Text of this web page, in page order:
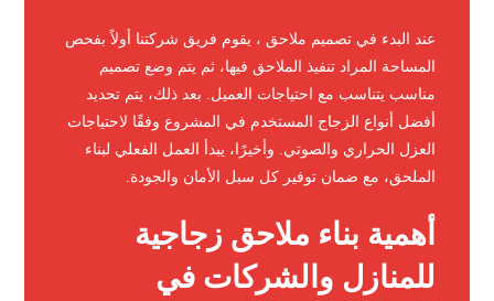
عند البدء في تصميم ملاحق ، يقوم فريق شركتنا أولاً بفحص
المساحة المراد تنفيذ الملاحق فيها، ثم يتم وضع تصميم
مناسب يتناسب مع احتياجات العميل. بعد ذلك، يتم تحديد
أفضل أنواع الزجاج المستخدم في المشروع وفقًا لاحتياجات
العزل الحراري والصوتي. وأخيرًا، يبدأ العمل الفعلي لبناء
الملحق، مع ضمان توفير كل سبل الأمان والجودة.
أهمية بناء ملاحق زجاجية
للمنازل والشركات في